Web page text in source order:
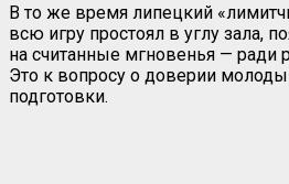
В то же время липецкий
всю игру простоял в углу зала,
на считанные мгновенья — ради
Это к вопросу о доверии
подготовки.